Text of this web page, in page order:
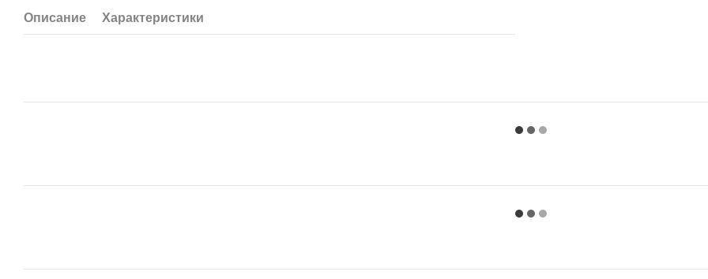
Описание Характеристики